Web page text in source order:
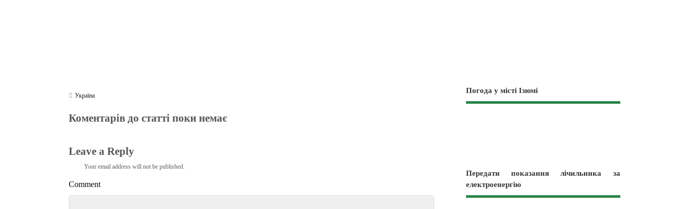
Україна
Коментарів до статті поки немає
Leave a Reply
Your email address will not be published.
Comment
Погода у місті Ізюмі
Передати показання лічильника за
електроенергію